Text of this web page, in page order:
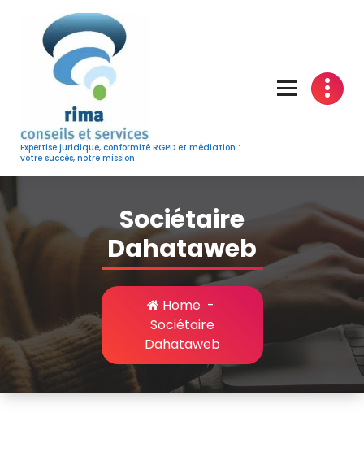
content
Expertise juridique, conformité RGPD et médiation :
votre succès, notre mission.
Sociétaire
Dahataweb
Home-
Sociétaire
Dahataweb